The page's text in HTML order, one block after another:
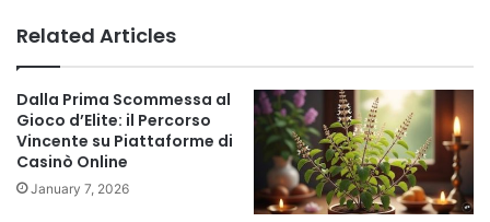
Related Articles
Dalla Prima Scommessa al
Gioco d’Elite: il Percorso
Vincente su Piattaforme di
Casinò Online
January 7, 2026